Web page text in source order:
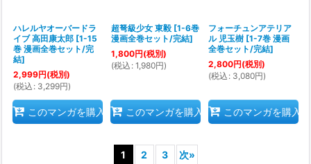
ハレルヤオーバードラ
イブ 高田康太郎 [1-15
巻 漫画全巻セット/完
結]
2,999円(税別)
(税込 : 3,299円)
このマンガを購入
超弩級少女 東毅 [1-6巻
漫画全巻セット/完結]
1,800円(税別)
(税込 : 1,980円)
このマンガを購入
フォーチュンアテリア
ル 児玉樹 [1-7巻 漫画
全巻セット/完結]
2,800円(税別)
(税込 : 3,080円)
このマンガを購入
1 2 3 次»